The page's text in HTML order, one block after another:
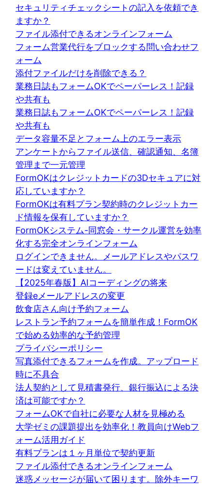
セキュリティチェックシートの記入を依頼でき
ますか？
ファイル添付できるオンラインフォーム
フォーム営業代行をブロックする問い合わせフ
ォーム
添付ファイルだけを削除できる？
業務日誌もフォームOKでペーパーレス！記録
や共有も
業務日誌もフォームOKでペーパーレス！記録
や共有も
データ容量不足とフォーム上のエラー表示
アンケートからファイル送信、確認通知、名簿
管理まで一元管理
FormOKはクレジットカードの3Dセキュアに対
応していますか？
FormOKは有料プラン契約時のクレジットカー
ド情報を保有していますか？
FormOKシステム-同窓会・サークル運営を効率
化する完全オンラインフォーム
ログインできません。メールアドレスやパスワ
ードは変えていません。
【2025年春版】AIコーディングの将来
登録eメールアドレスの変更
飲食店さん向け予約フォーム
レストラン予約フォームを簡単作成！FormOK
で始める効率的な予約管理
プライバシーポリシー
写真添付できるフォームを作成。アップロード
時に不具合
法人契約として見積書発行、銀行振込による決
済は可能ですか？
フォームOKで自社に必要な人材を見極める
大学ゼミの課題提出を効率化！教員向けWebフ
ォーム活用ガイド
有料プランは１ヶ月単位で契約更新
ファイル添付できるオンラインフォーム
迷惑メッセージが届いて困ります。除外キーワ